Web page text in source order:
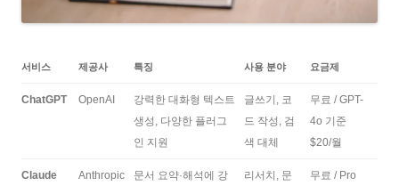
서비스 제공사 특징 사용 분야 요금제
ChatGPT OpenAI
강력한 대화형 텍스트
생성, 다양한 플러그
인 지원
글쓰기, 코
드 작성, 검
색 대체
무료 / GPT-
4o 기준
$20/월
Claude Anthropic
문서 요약·해석에 강
리서치, 문
무료 / Pro